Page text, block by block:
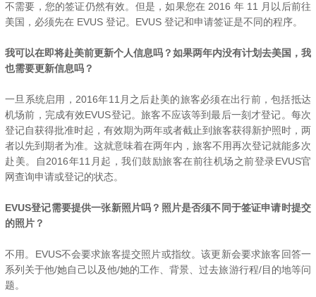
不需要，您的签证仍然有效。但是，如果您在 2016 年 11 月以后前往
美国，必须先在 EVUS 登记。EVUS 登记和申请签证是不同的程序。
我可以在即将赴美前更新个人信息吗？如果两年内没有计划去美国，我
也需要更新信息吗？
一旦系统启用，2016年11月之后赴美的旅客必须在出行前，包括抵达
机场前，完成有效EVUS登记。旅客不应该等到最后一刻才登记。每次
登记自获得批准时起，有效期为两年或者截止到旅客获得新护照时，两
者以先到期者为准。这就意味着在两年内，旅客不用再次登记就能多次
赴美。自2016年11月起，我们鼓励旅客在前往机场之前登录EVUS官
网查询申请或登记的状态。
EVUS登记需要提供一张新照片吗？照片是否须不同于签证申请时提交
的照片？
不用。EVUS不会要求旅客提交照片或指纹。该更新会要求旅客回答一
系列关于他/她自己以及他/她的工作、背景、过去旅游行程/目的地等问
题。